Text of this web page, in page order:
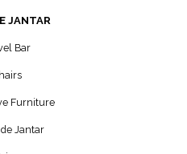
JANTAR
Bar
Furniture
Jantar